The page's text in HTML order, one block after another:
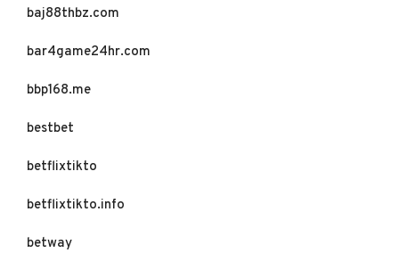
baj88thbz.com
bar4game24hr.com
bbp168.me
bestbet
betflixtikto
betflixtikto.info
betway